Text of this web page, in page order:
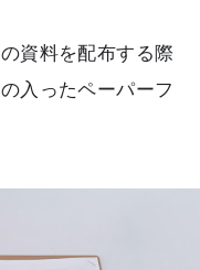
資料を配布する際
入ったペーパーフ